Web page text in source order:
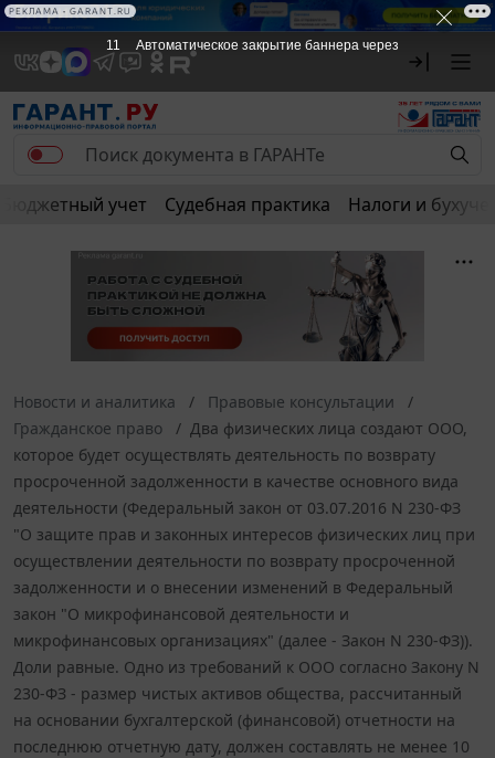
Бюджетный учет Судебная практика Налоги и
Новости и аналитика
Правовые консультации
Гражданское право
Два физических лица создают ООО,
которое будет осуществлять деятельность по возврату
просроченной задолженности в качестве основного вида
деятельности (Федеральный закон от 03.07.2016 N 230-ФЗ
"О защите прав и законных интересов физических лиц при
осуществлении деятельности по возврату просроченной
задолженности и о внесении изменений в Федеральный
закон "О микрофинансовой деятельности и
микрофинансовых организациях" (далее - Закон N 230-ФЗ)).
Доли равные. Одно из требований к ООО согласно Закону N
230-ФЗ - размер чистых активов общества, рассчитанный
на основании бухгалтерской (финансовой) отчетности на
последнюю отчетную дату, должен составлять не менее 10
11 Автоматическое закрытие баннера через
РЕКЛАМА • GARANT.RU